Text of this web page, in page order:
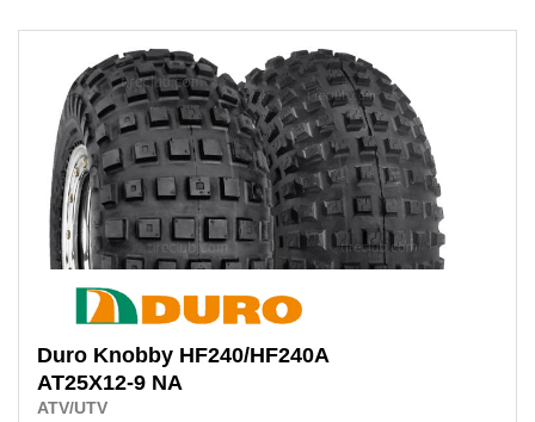
Duro Knobby HF240/HF240A
AT25X12-9 NA
ATV/UTV